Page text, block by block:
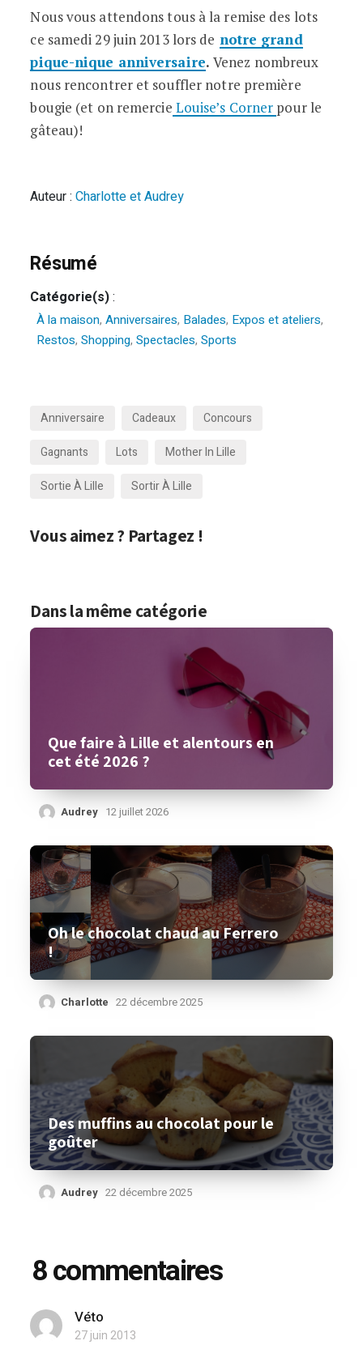
Nous vous attendons tous à la remise des lots
ce samedi 29 juin 2013 lors de notre grand
pique-nique anniversaire. Venez nombreux
nous rencontrer et souffler notre première
bougie (et on remercie Louise’s Corner pour le
gâteau)!
Auteur :Charlotte et Audrey
Résumé
Catégorie(s):
À la maison,Anniversaires, Balades, Expos et ateliers,
Restos,Shopping,Spectacles,Sports
Anniversaire Cadeaux
Concours
Gagnants
Lots
Mother In Lille
Sortie À Lille
Sortir À Lille
Vous aimez ? Partagez !
Dans la même catégorie
Que faire à Lille et alentours en
cet été 2026 ?
Audrey 12 juillet 2026
Oh le chocolat chaud au Ferrero
!
Charlotte 22 décembre 2025
Des muffins au chocolat pour le
goûter
Audrey 22 décembre 2025
8 commentaires
Véto
27 juin 2013